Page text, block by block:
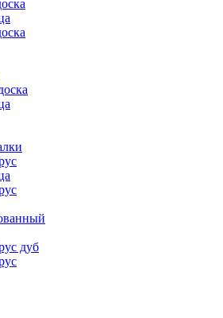
дуб